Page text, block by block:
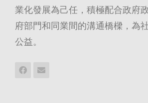
業化發展為己任，積極配合政府
府部門和同業間的溝通橋樑，為
公益。